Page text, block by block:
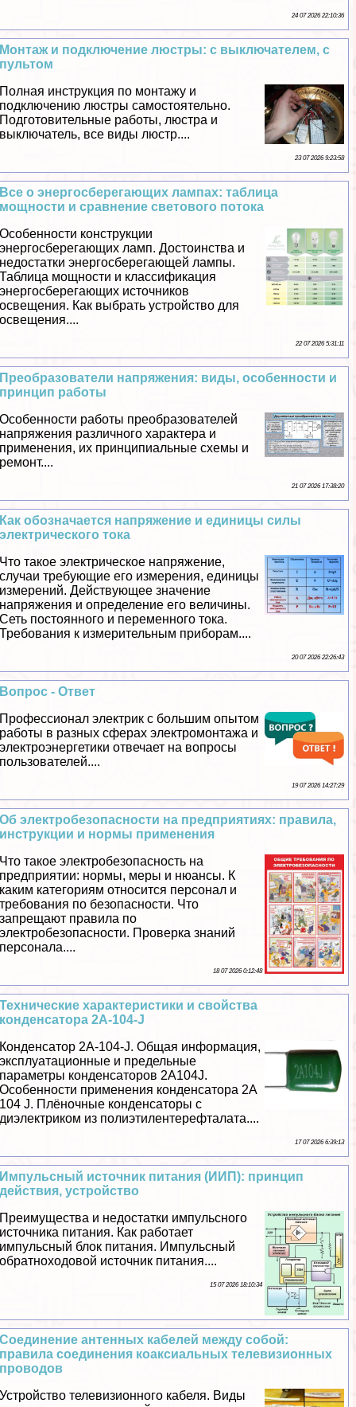
24 07 2026 22:10:36
Монтаж и подключение люстры: c выключателем, с
пультом
Полная инструкция по монтажу и
подключению люстры самостоятельно.
Подготовительные работы, люстра и
выключатель, все виды люстр....
23 07 2026 9:23:58
Все о энергосберегающих лампах: таблица
мощности и сравнение светового потока
Особенности конструкции
энергосберегающих ламп. Достоинства и
недостатки энергосберегающей лампы.
Таблица мощности и классификация
энергосберегающих источников
освещения. Как выбрать устройство для
освещения....
22 07 2026 5:31:11
Преобразователи напряжения: виды, особенности и
принцип работы
Особенности работы преобразователей
напряжения различного хаpaктера и
применения, их принципиальные схемы и
ремонт....
21 07 2026 17:38:20
Как обозначается напряжение и единицы силы
электрического тока
Что такое электрическое напряжение,
случаи требующие его измерения, единицы
измерений. Действующее значение
напряжения и определение его величины.
Сеть постоянного и переменного тока.
Требования к измерительным приборам....
20 07 2026 22:26:43
Вопрос - Ответ
Профессионал электрик с большим опытом
работы в разных сферах электромонтажа и
электроэнергетики отвечает на вопросы
пользователей....
19 07 2026 14:27:29
Об электробезопасности на предприятиях: правила,
инструкции и нормы применения
Что такое электробезопасность на
предприятии: нормы, меры и нюансы. К
каким категориям относится персонал и
требования по безопасности. Что
запрещают правила по
электробезопасности. Проверка знаний
персонала....
18 07 2026 0:12:48
Технические хаpaктеристики и свойства
конденсатора 2A-104-J
Конденсатор 2A-104-J. Общая информация,
эксплуатационные и предельные
параметры конденсаторов 2A104J.
Особенности применения конденсатора 2A
104 J. Плёночные конденсаторы с
диэлектриком из полиэтилентерефталата....
17 07 2026 6:39:13
Импульсный источник питания (ИИП): принцип
действия, устройство
Преимущества и недостатки импульсного
источника питания. Как работает
импульсный блок питания. Импульсный
обратноходовой источник питания....
15 07 2026 18:10:34
Соединение антенных кабелей между собой:
правила соединения коаксиальных телевизионных
проводов
Устройство телевизионного кабеля. Виды